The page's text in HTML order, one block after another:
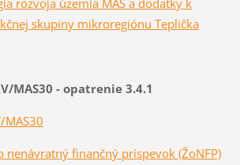
rozvoja územia MAS a dodatky k
skupiny mikroregiónu Teplička
MAS30 - opatrenie 3.4.1
MAS30
nenávratný finančný príspevok (ŽoNFP)